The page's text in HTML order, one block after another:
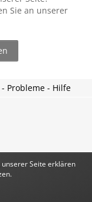
Sie an unserer
Probleme - Hilfe
unserer Seite erklären